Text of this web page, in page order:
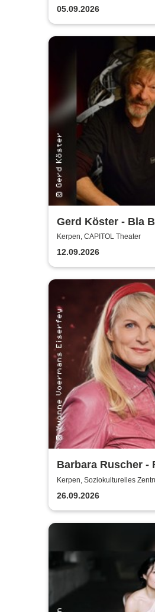
Planschemalöör,
05.09.2026
Gerd Köster - Bla
Dei
Kerpen, CAPITOL Theater
12.09.2026
Barbara Ruscher -
aber zack, zack!
Kerpen, Soziokulturelles
26.09.2026